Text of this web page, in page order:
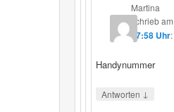
Martina
schrieb
17:58 Uhr:
Handynummer
Antworten ↓